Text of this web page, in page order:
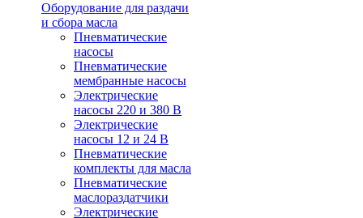
Оборудование для раздачи
и сбора масла
Пневматические
насосы
Пневматические
мембранные насосы
Электрические
насосы 220 и 380 В
Электрические
насосы 12 и 24 В
Пневматические
комплекты для масла
Пневматические
маслораздатчики
Электрические